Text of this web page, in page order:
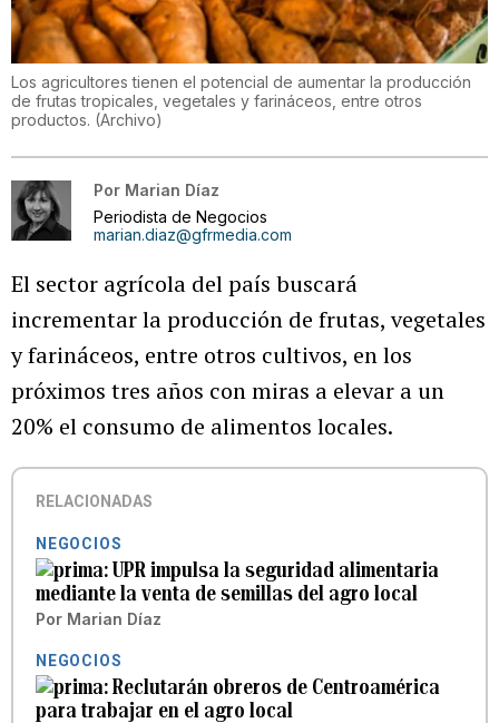
Los agricultores tienen el potencial de aumentar la producción
de frutas tropicales, vegetales y farináceos, entre otros
productos. (Archivo)
Por Marian Díaz
Periodista de Negocios
marian.diaz@gfrmedia.com
El sector agrícola del país buscará
incrementar la producción de frutas, vegetales
y farináceos, entre otros cultivos, en los
próximos tres años con miras a elevar a un
20% el consumo de alimentos locales.
RELACIONADAS
NEGOCIOS
UPR impulsa la seguridad alimentaria
mediante la venta de semillas del agro local
Por Marian Díaz
NEGOCIOS
Reclutarán obreros de Centroamérica
para trabajar en el agro local